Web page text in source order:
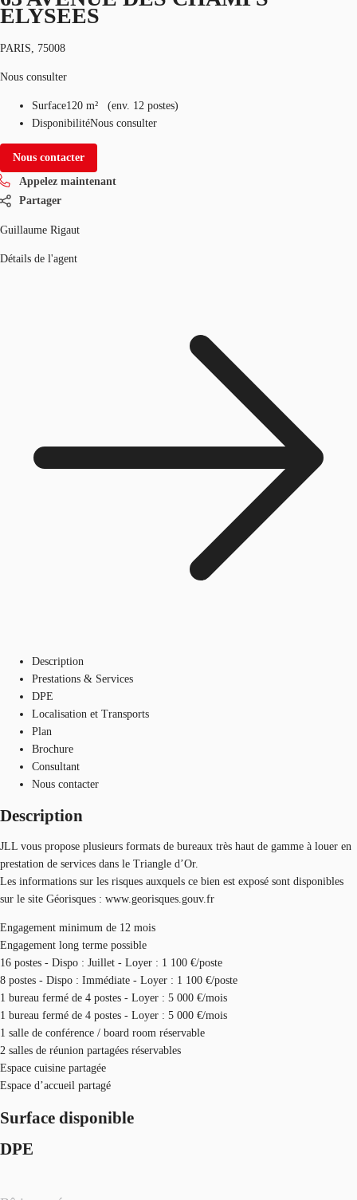
ELYSEES
PARIS, 75008
Nous consulter
Surface120 m² (env. 12 postes)
DisponibilitéNous consulter
Nous contacter
Appelez maintenant
Partager
Guillaume Rigaut
Détails de l'agent
Description
Prestations & Services
DPE
Localisation et Transports
Plan
Brochure
Consultant
Nous contacter
Description
JLL vous propose plusieurs formats de bureaux très haut de gamme à louer en
prestation de services dans le Triangle d’Or.
Les informations sur les risques auxquels ce bien est exposé sont disponibles
sur le site Géorisques : www.georisques.gouv.fr
Engagement minimum de 12 mois
Engagement long terme possible
16 postes - Dispo : Juillet - Loyer : 1 100 €/poste
8 postes - Dispo : Immédiate - Loyer : 1 100 €/poste
1 bureau fermé de 4 postes - Loyer : 5 000 €/mois
1 bureau fermé de 4 postes - Loyer : 5 000 €/mois
1 salle de conférence / board room réservable
2 salles de réunion partagées réservables
Espace cuisine partagée
Espace d’accueil partagé
Surface disponible
DPE